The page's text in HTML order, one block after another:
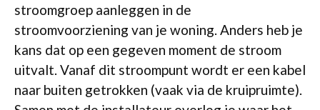
stroomgroep aanleggen in de
stroomvoorziening van je woning. Anders heb je
kans dat op een gegeven moment de stroom
uitvalt. Vanaf dit stroompunt wordt er een kabel
naar buiten getrokken (vaak via de kruipruimte).